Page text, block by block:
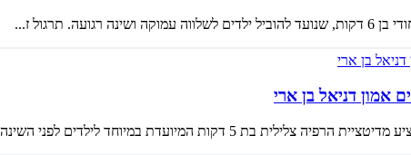
תרגול ז...
אמון דניאל בן ארי
5 דקות המיועדת במיוחד לילדים לפני השינה...